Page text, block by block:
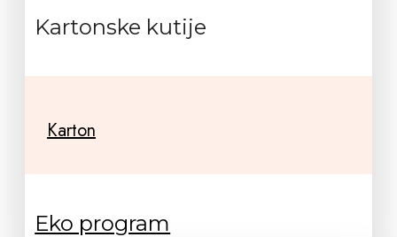
Kartonske kutije
Karton
Eko program